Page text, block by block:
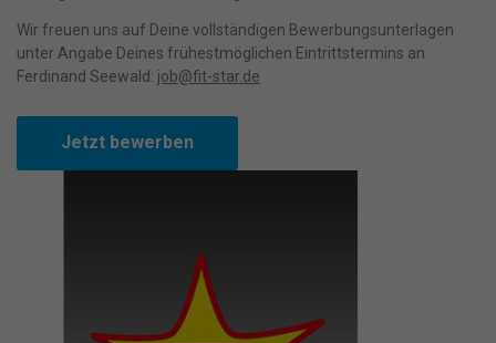
Wir freuen uns auf Deine vollständigen Bewerbungsunterlagen
unter Angabe Deines frühestmöglichen Eintrittstermins an
Ferdinand Seewald: job@fit-star.de
Jetzt bewerben
Wir verwenden Cookies und andere Technologien auf unserer
Website. Einige von ihnen sind essenziell, während andere uns
helfen, diese Website und Ihre Erfahrung zu verbessern.
Anzeigen- und Inhaltsmessung.
Verwendung Ihrer Daten finden Sie in unserer
Hier finden Sie eine Übersicht über alle verwendeten Cookies. Sie
können Ihre Einwilligung zu ganzen Kategorien geben oder sich
weitere Informationen anzeigen lassen und so nur bestimmte